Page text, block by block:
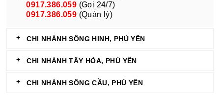
0917.386.059 (Gọi 24/7)
0917.386.059 (Quản lý)
CHI NHÁNH SÔNG HINH, PHÚ YÊN
CHI NHÁNH TÂY HÒA, PHÚ YÊN
CHI NHÁNH SÔNG CẦU, PHÚ YÊN